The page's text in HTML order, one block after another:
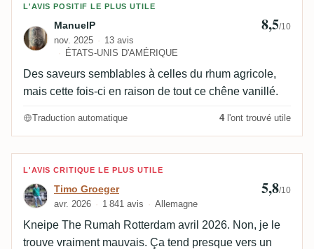
Avis de ManuelP
L'AVIS POSITIF LE PLUS UTILE
ManuelP
nov. 2025
13 avis
ÉTATS-UNIS D'AMÉRIQUE
8,5/10
Des saveurs semblables à celles du rhum agricole,
mais cette fois-ci en raison de tout ce chêne vanillé.
Traduction automatique 4l'ont trouvé utile
Avis de Timo Groeger
L'AVIS CRITIQUE LE PLUS UTILE
Timo Groeger
avr. 2026 1 841 avis Allemagne
5,8/10
Kneipe The Rumah Rotterdam avril 2026. Non, je le
trouve vraiment mauvais. Ça tend presque vers un